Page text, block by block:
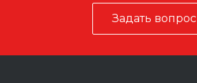
Задать вопрос